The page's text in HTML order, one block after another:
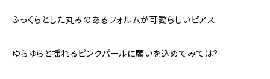
ふっくらとした丸みのあるフォルムが可愛らしいピアス
ゆらゆらと揺れるピンクパールに願いを込めてみては?